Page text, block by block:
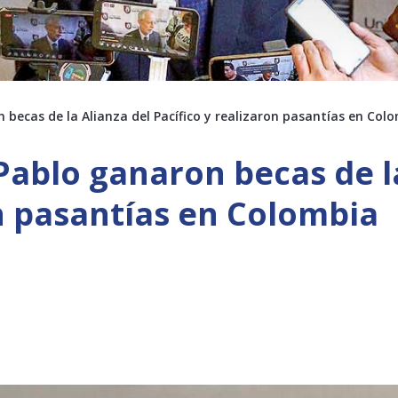
becas de la Alianza del Pacífico y realizaron pasantías en
ganaron becas de
en Colombia